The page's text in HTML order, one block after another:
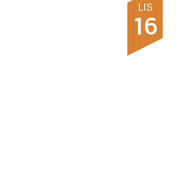
LIS
16